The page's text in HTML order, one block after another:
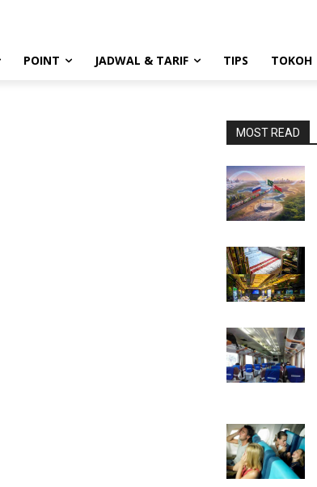
POINT JADWAL & TARIF TIPS TOKOH
MOST READ